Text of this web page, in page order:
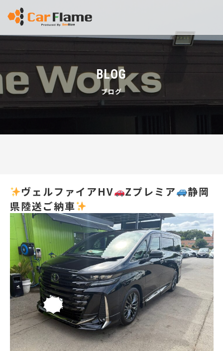
BLOG
ブログ
ヴェルファイアHV Zプレミア
静岡
県陸送ご納車